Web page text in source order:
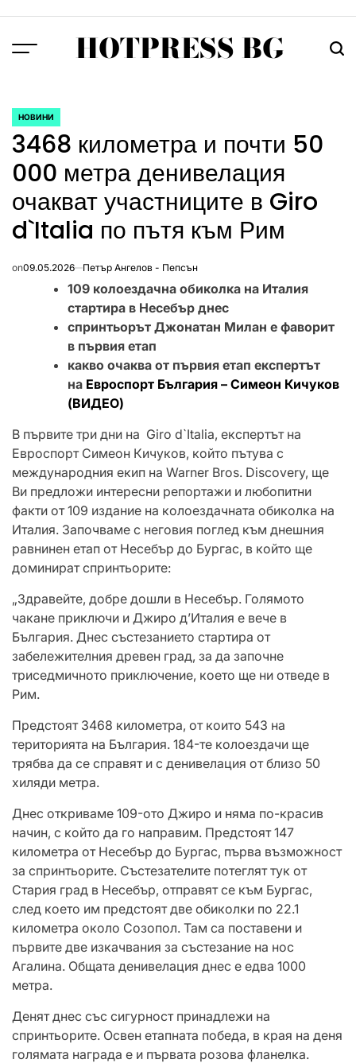
content
Menu HOTPRESS BG
POSTED
IN
НОВИНИ
3468 километра и почти 50
000 метра денивелация
очакват участниците в Giro
d`Italia по пътя към Рим
on09.05.2026 Петър Ангелов - Пепсън
109 колоездачна обиколка на Италия
стартира в Несебър днес
спринтьорът Джонатан Милан е фаворит
в първия етап
какво очаква от първия етап експертът
на Евроспорт България – Симеон Кичуков
(ВИДЕО)
В първите три дни на Giro d`Italia, експертът на
Евроспорт Симеон Кичуков, който пътува с
международния екип на Warner Bros. Discovery, ще
Ви предложи интересни репортажи и любопитни
факти от 109 издание на колоездачната обиколка на
Италия. Започваме с неговия поглед към днешния
равнинен етап от Несебър до Бургас, в който ще
доминират спринтьорите:
„Здравейте, добре дошли в Несебър. Голямото
чакане приключи и Джиро д’Италия е вече в
България. Днес състезанието стартира от
забележителния древен град, за да започне
триседмичното приключение, което ще ни отведе в
Рим.
Предстоят 3468 километра, от които 543 на
територията на България. 184-те колоездачи ще
трябва да се справят и с денивелация от близо 50
хиляди метра.
Днес откриваме 109-ото Джиро и няма по-красив
начин, с който да го направим. Предстоят 147
километра от Несебър до Бургас, първа възможност
за спринтьорите. Състезателите потеглят тук от
Стария град в Несебър, отправят се към Бургас,
след което им предстоят две обиколки по 22.1
километра около Созопол. Там са поставени и
първите две изкачвания за състезание на нос
Агалина. Общата денивелация днес e едва 1000
метра.
Денят днес със сигурност принадлежи на
спринтьорите. Освен етапната победа, в края на деня
голямата награда е и първата розова фланелка.